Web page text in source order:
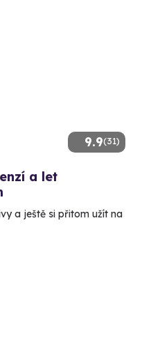
9.9(31)
a let
a ještě si přitom užít na